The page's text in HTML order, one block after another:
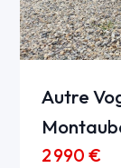
Autre
2 990 €